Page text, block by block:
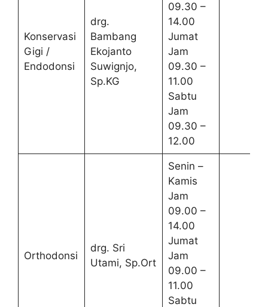
Konservasi
Gigi /
Endodonsi
drg.
Bambang
Ekojanto
Suwignjo,
Sp.KG
09.30 –
14.00
Jumat
Jam
09.30 –
11.00
Sabtu
Jam
09.30 –
12.00
Orthodonsi
drg. Sri
Utami, Sp.Ort
Senin –
Kamis
Jam
09.00 –
14.00
Jumat
Jam
09.00 –
11.00
Sabtu